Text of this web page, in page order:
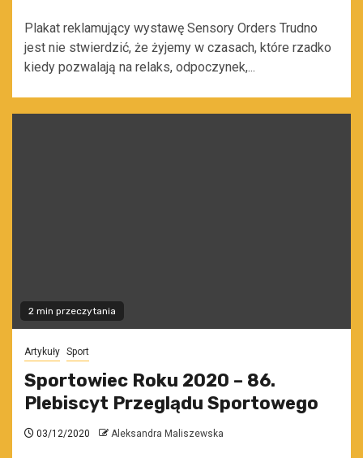
Plakat reklamujący wystawę Sensory Orders Trudno
jest nie stwierdzić, że żyjemy w czasach, które rzadko
kiedy pozwalają na relaks, odpoczynek,...
2 min przeczytania
Artykuły Sport
Sportowiec Roku 2020 – 86.
Plebiscyt Przeglądu Sportowego
03/12/2020 Aleksandra Maliszewska